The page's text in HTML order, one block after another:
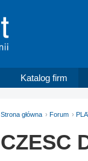
Katalog firm
Strona główna Forum
CZESC